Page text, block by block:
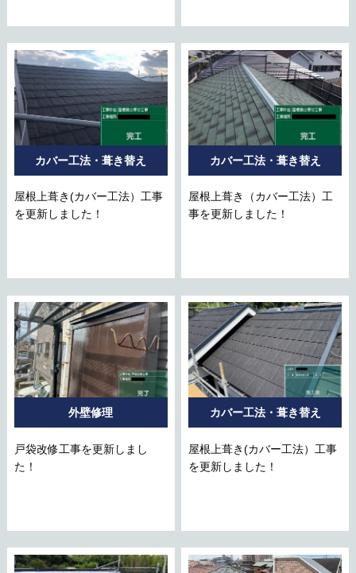
カバー工法・葺き替え
屋根上葺き(カバー工法）工事
を更新しました！
カバー工法・葺き替え
屋根上葺き（カバー工法）工
事を更新しました！
外壁修理
戸袋改修工事を更新しまし
た！
カバー工法・葺き替え
屋根上葺き(カバー工法）工事
を更新しました！